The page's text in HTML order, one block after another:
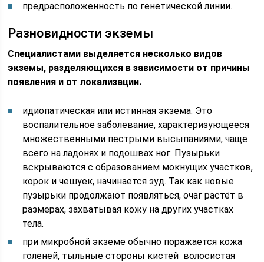
предрасположенность по генетической линии.
Разновидности экземы
Специалистами выделяется несколько видов
экземы, разделяющихся в зависимости от причины
появления и от локализации.
идиопатическая или истинная экзема. Это
воспалительное заболевание, характеризующееся
множественными пестрыми высыпаниями, чаще
всего на ладонях и подошвах ног. Пузырьки
вскрываются с образованием мокнущих участков,
корок и чешуек, начинается зуд. Так как новые
пузырьки продолжают появляться, очаг растёт в
размерах, захватывая кожу на других участках
тела.
при микробной экземе обычно поражается кожа
голеней, тыльные стороны кистей волосистая